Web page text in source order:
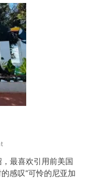
最喜欢引用前美国
感叹“可怜的尼亚加